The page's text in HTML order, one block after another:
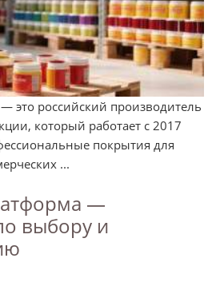
это российский производитель
который работает с 2017
покрытия для
...
—
выбору и